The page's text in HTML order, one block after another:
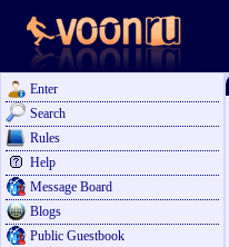
Enter
Search
Rules
Help
Message Board
Blogs
Public Guestbook